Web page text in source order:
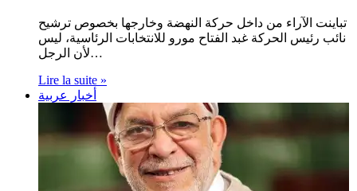
تباينت الآراء من داخل حركة النهضة وخارجها بخصوص ترشيح
نائب رئيس الحركة غبد الفتاح مورو للانتخابات الرئاسية، ليس
لأن الرجل…
Lire la suite »
أخبار عربية